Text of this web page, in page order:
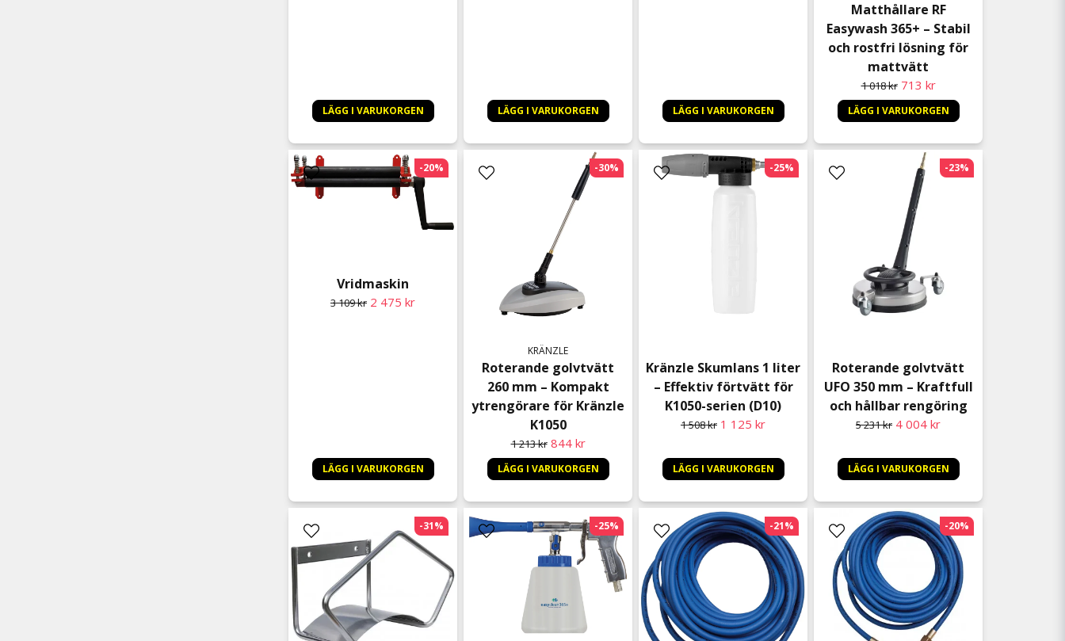
LÄGG I VARUKORGEN LÄGG I VARUKORGEN LÄGG I VARUKORGEN
Matthållare RF
Easywash 365+ – Stabil
och rostfri lösning för
mattvätt
1 018 kr 713 kr
LÄGG I VARUKORGEN
Vridmaskin
3 109 kr 2 475 kr
LÄGG I VARUKORGEN
-20%
KRÄNZLE
Roterande golvtvätt
260 mm – Kompakt
ytrengörare för Kränzle
K1050
1 213 kr 844 kr
LÄGG I VARUKORGEN
-30%
Kränzle Skumlans 1 liter
– Effektiv förtvätt för
K1050-serien (D10)
1 508 kr 1 125 kr
LÄGG I VARUKORGEN
-25%
Roterande golvtvätt
UFO 350 mm – Kraftfull
och hållbar rengöring
5 231 kr 4 004 kr
LÄGG I VARUKORGEN
-23%
-31% -25% -21% -20%